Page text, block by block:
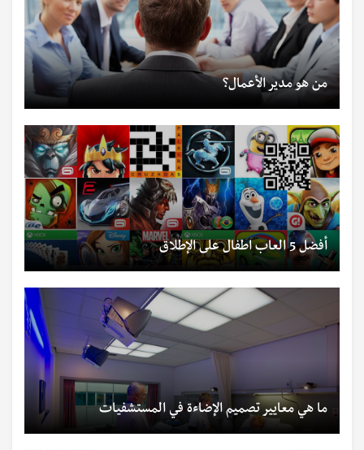
من هو مدير الأعمال؟
أفضل 5 العاب اطفال على الإطلاق
ما هي معايير تصميم الإضاءة في المستشفيات